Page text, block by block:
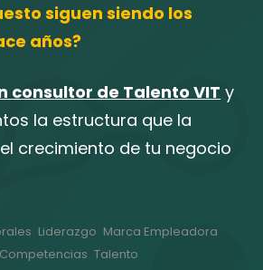
siguen siendo los
años?
consultor de Talento VIT y
la estructura que la
crecimiento de tu negocio
Liderazgo Marca Empleadora
Talento